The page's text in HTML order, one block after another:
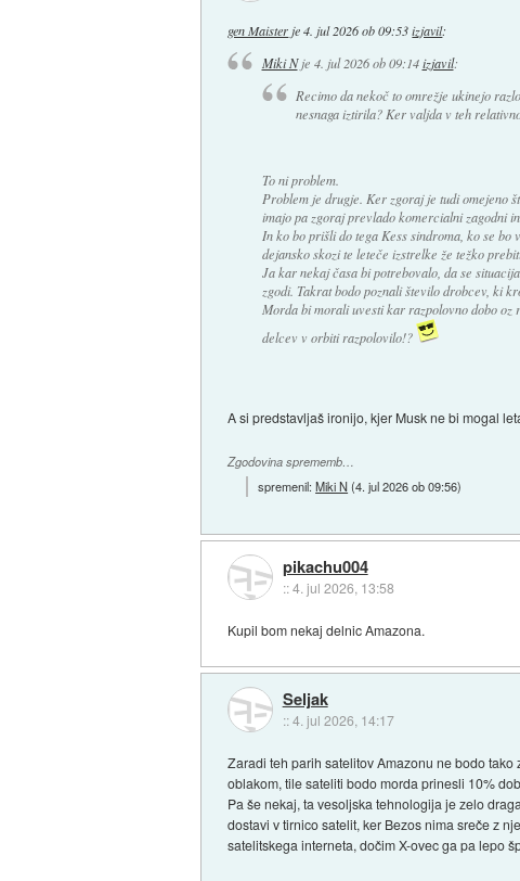
gen Maister je4. jul 2026 ob 09:53 izjavil:
Miki Nje 4. jul 2026 ob 09:14 izjavil:
Recimo da nekoč to omrežje ukinejo
nesnaga iztirila? Ker valjda v teh
To ni problem.
Problem je drugje. Ker zgoraj je tudi omejeno
imajo pa zgoraj prevlado komercialni zagodni
In ko bo prišli do tega Kess sindroma, ko se
dejansko skozi te leteče izstrelke že težko
Ja kar nekaj časa bi potrebovalo, da se
zgodi. Takrat bodo poznali število drobcev, ki
Morda bi morali uvesti kar razpolovno dobo
delcev v orbiti razpolovilo!?
A si predstavljaš ironijo, kjer Musk ne bi mogal
Zgodovina sprememb…
spremenil:Miki N(4. jul 2026 ob 09:56)
pikachu004
::4. jul 2026, 13:58
Kupil bom nekaj delnic Amazona.
Seljak
::4. jul 2026, 14:17
Zaradi teh parih satelitov Amazonu ne bodo
oblakom, tile sateliti bodo morda prinesli 10%
Pa še nekaj, ta vesoljska tehnologija je zelo
dostavi v tirnico satelit, ker Bezos nima sreče z
satelitskega interneta, dočim X-ovec ga pa lepo